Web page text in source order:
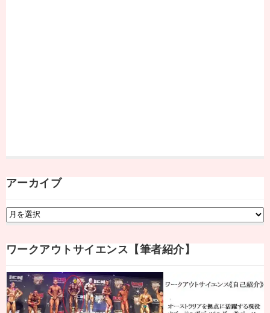
アーカイブ
ア
カ
ブ
ワークアウトサイエンス【筆者紹介】